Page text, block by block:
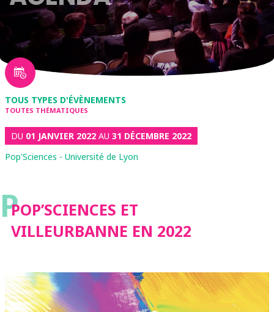
TOUS TYPES D'ÉVÈNEMENTS
TOUTES THÉMATIQUES
DU 01 JANVIER 2022 AU 31 DÉCEMBRE 2022
Pop'Sciences - Université de Lyon
PPOP’SCIENCES ET
VILLEURBANNE EN 2022